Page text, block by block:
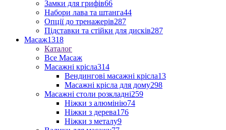
Замки для грифів66
Набори лава та штанга44
Опції до тренажерів287
Підставки та стійки для дисків287
Масаж1318
Каталог
Все Масаж
Масажні крісла314
Вендингові масажні крісла13
Масажні крісла для дому298
Масажні столи розкладні259
Ніжки з алюмінію74
Ніжки з дерева176
Ніжки з металу9